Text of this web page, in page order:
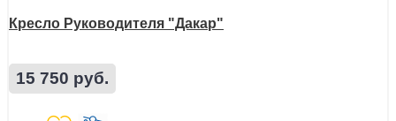
Кресло Руководителя "Дакар"
15 750 руб.